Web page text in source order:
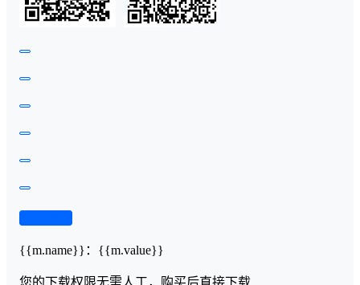
{{m.name}} ： {{m.value}}
您的下载权限无需人工，购买后直接下载